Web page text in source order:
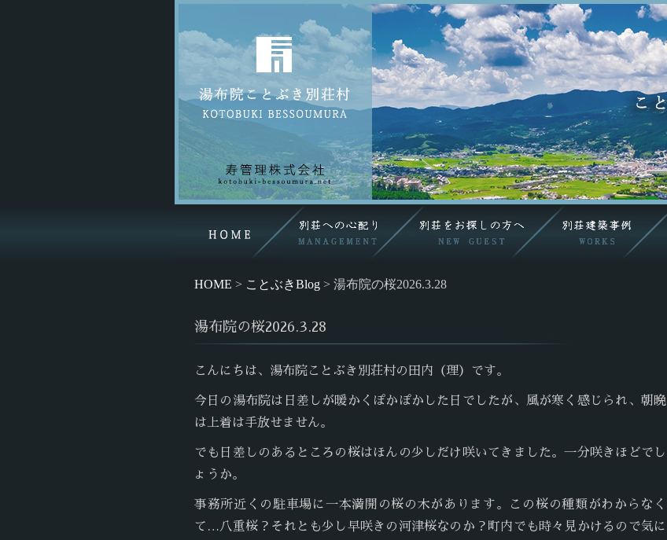
HOME > ことぶきBlog > 湯布院の桜2026.3.28
湯布院の桜2026.3.28
こんにちは、湯布院ことぶき別荘村の田内（理）です。
今日の湯布院は日差しが暖かくぽかぽかした日でしたが、風が寒く感じられ、朝晩
は上着は手放せません。
でも日差しのあるところの桜はほんの少しだけ咲いてきました。一分咲きほどでし
ょうか。
事務所近くの駐車場に一本満開の桜の木があります。この桜の種類がわからなく
て…八重桜？それとも少し早咲きの河津桜なのか？町内でも時々見かけるので気に